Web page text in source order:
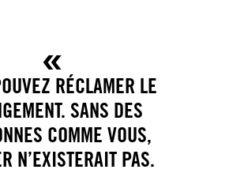
RÉCLAMER LE
SANS DES
COMME VOUS,
N’EXISTERAIT PAS.